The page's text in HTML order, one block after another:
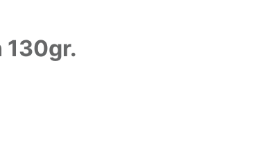
130gr.